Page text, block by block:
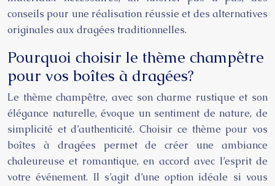
conseils pour une réalisation réussie et des alternatives
originales aux dragées traditionnelles.
Pourquoi choisir le thème champêtre
pour vos boîtes à dragées?
Le thème champêtre, avec son charme rustique et son
élégance naturelle, évoque un sentiment de nature, de
simplicité et d’authenticité. Choisir ce thème pour vos
boîtes à dragées permet de créer une ambiance
chaleureuse et romantique, en accord avec l’esprit de
votre événement. Il s’agit d’une option idéale si vous